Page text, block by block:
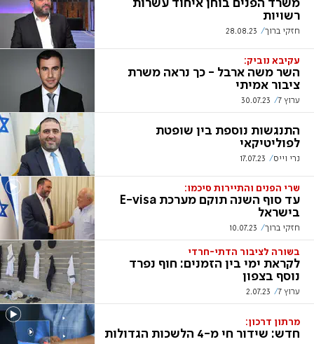
משרד הפנים בוחן איחוד עשרות
רשויות
חזקי ברוך 28.08.23
עקיבא נוביק:
השר משה ארבל - כך נראה משרת
ציבור אמיתי
ערוץ 7 30.07.23
התנגשות נוספת בין שופטת
לפוליטיקאי
נרי וייס 17.07.23
שרי הפנים והתיירות סיכמו:
עד סוף השנה תוקם מערכת E-visa
בישראל
חזקי ברוך 10.07.23
בשורה לציבור הדתי-חרדי
לקראת ימי בין הזמנים: חוף נפרד
נוסף בצפון
ערוץ 7 2.07.23
מרתון דרכון:
חדש: שידור חי מ-4 הלשכות הגדולות